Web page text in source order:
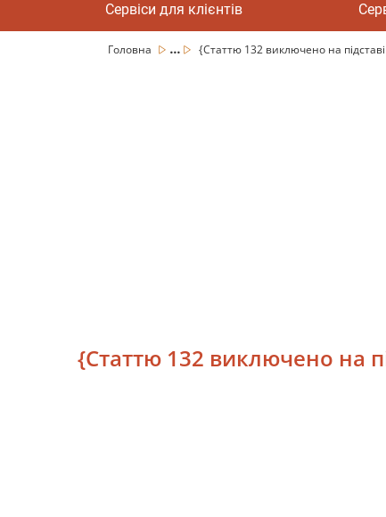
Сервіси для клієнтів
Головна ... {Статтю 132 виключено на
{Статтю 132 виключено на